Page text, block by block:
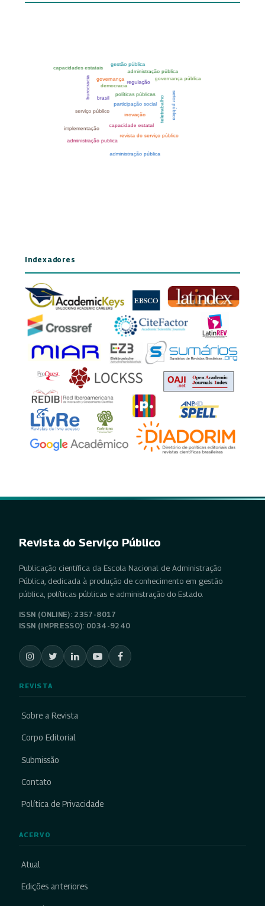
Indexadores
Revista do Serviço Público
Publicação científica da Escola Nacional de Administração
Pública, dedicada à produção de conhecimento em gestão
pública, políticas públicas e administração do Estado.
ISSN (ONLINE): 2357-8017
ISSN (IMPRESSO): 0034-9240
REVISTA
Sobre a Revista
Corpo Editorial
Submissão
Contato
Política de Privacidade
ACERVO
Atual
Edições anteriores